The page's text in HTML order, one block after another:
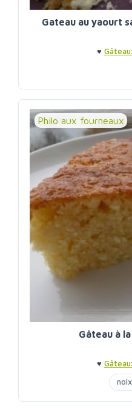
Gateau au yaourt
♥
Philo aux fourneaux
Gâteau à
♥